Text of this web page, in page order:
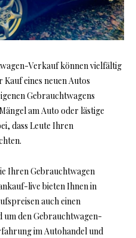
Verkauf können vielfältig
Kauf eines neuen Autos
Gebrauchtwagens
am Auto oder lästige
dass Leute Ihren
Ihren Gebrauchtwagen
live bieten Ihnen in
auch einen
um den Gebrauchtwagen-
im Autohandel und